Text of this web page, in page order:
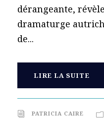
dérangeante,
dramaturge
de...
LIRE LA SUITE
PATRICIA CAIRE